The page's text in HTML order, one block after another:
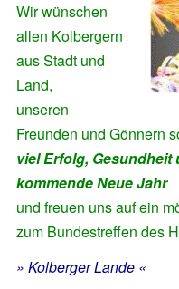
Wir wünschen
allen Kolbergern
aus Stadt und
Land,
unseren
Freunden und Gönnern
viel Erfolg, Gesundheit
kommende Neue Jahr
und freuen uns auf ein
zum Bundestreffen des
» Kolberger Lande «